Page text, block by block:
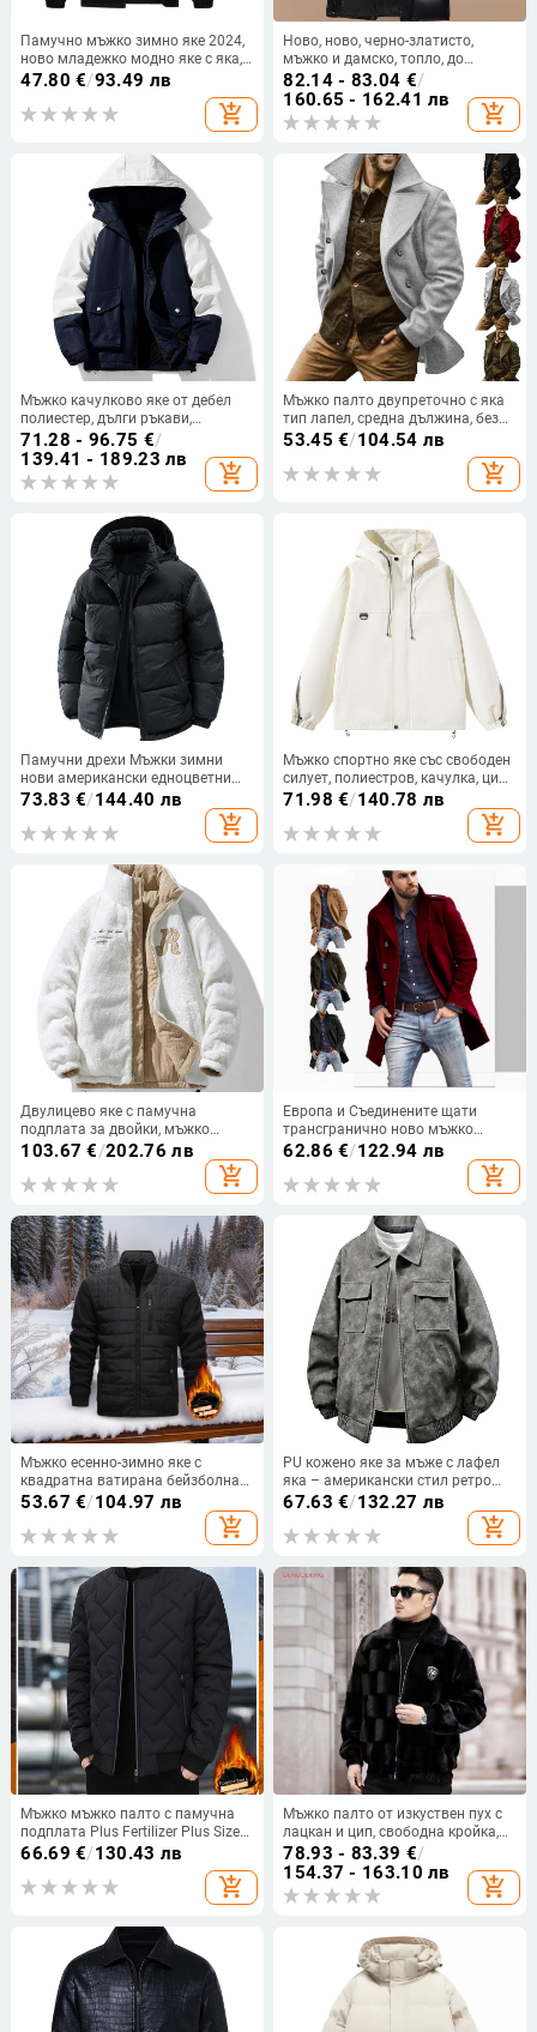
Памучно мъжко зимно яке 2024,
ново младежко модно яке с яка,
ежедневно памучно подплатено
производители на едро
47.80 €/93.49 лв
add_shopping_cart
Ново, ново, черно-златисто,
мъжко и дамско, топло, до
коляното, дълго младежко, с
памучна подплата, през
годината 2024
82.14 - 83.04 €/
160.65 - 162.41 лв
add_shopping_cart
Мъжко качулково яке от дебел
полиестер, дълги ръкави,
нормална дължина и цип
71.28 - 96.75 €/
139.41 - 189.23 лв
add_shopping_cart
Мъжко палто двупреточно с яка
тип лапел, средна дължина, без
колан и странични джобове
53.45 €/104.54 лв
add_shopping_cart
Памучни дрехи Мъжки зимни
нови американски едноцветни
широки ежедневни шапки с
ветроустойчиви, студоустойчиви,
73.83 €/144.40 лв
add_shopping_cart
Мъжко спортно яке със свободен
силует, полиестров, качулка, цип
за есен
71.98 €/140.78 лв
add_shopping_cart
Двулицево яке с памучна
подплата за двойки, мъжко
зимно яке в нов стил с полар,
удебелено и топло, модерно
марково студентско яке с
103.67 €/202.76 лв
add_shopping_cart
Европа и Съединените щати
трансгранично ново мъжко
есенно и зимно дълго вълнено
палто с яка стойка, едноцветно
палто с гърди и яка
62.86 €/122.94 лв
add_shopping_cart
Мъжко есенно-зимно яке с
квадратна ватирана бейзболна
яка, ветроустойчиво, за външна
употреба и свободно време
53.67 €/104.97 лв
add_shopping_cart
PU кожено яке за мъже с лафел
яка – американски стил ретро
хип-хоп, улична мода, тясна
кройка, двойно закопчаване,
лято
67.63 €/132.27 лв
add_shopping_cart
Мъжко мъжко палто с памучна
подплата Plus Fertilizer Plus Size
Зимно палто Мъжко топло
ежедневно палто с памучна
подплата Мъжко яке с
вертикална яка Палто с памучна
66.69 €/130.43 лв
add_shopping_cart
Мъжко палто от изкуствен пух с
лацкан и цип, свободна кройка,
зимна колекция 2024
78.93 - 83.39 €/
154.37 - 163.10 лв
add_shopping_cart